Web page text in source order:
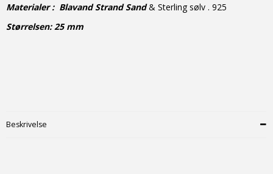
Materialer : Blavand Strand Sand& Sterling sølv . 925
Størrelsen: 25 mm
Beskrivelse